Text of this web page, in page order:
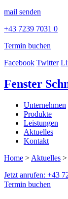
mail senden
+43 7239 7031 0
Termin buchen
Facebook Twitter
Fenster
Unternehmen
Produkte
Leistungen
Aktuelles
Kontakt
Home > Aktuelles
Jetzt anrufen: +43
Termin buchen